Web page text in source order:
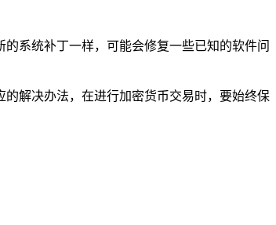
系统补丁一样，可能会修复一些已知的软件问
解决办法，在进行加密货币交易时，要始终保